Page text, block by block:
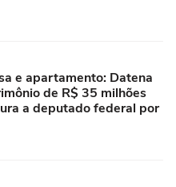
e apartamento: Datena
de R$ 35 milhões
a deputado federal por